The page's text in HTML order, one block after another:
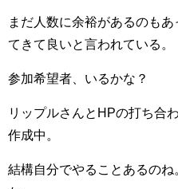
まだ人数に余裕があるのも
てきて良いと言われている。
参加希望者、いるかな？
リップルさんとHPの打ち合
作成中。
結構自分でやることあるの